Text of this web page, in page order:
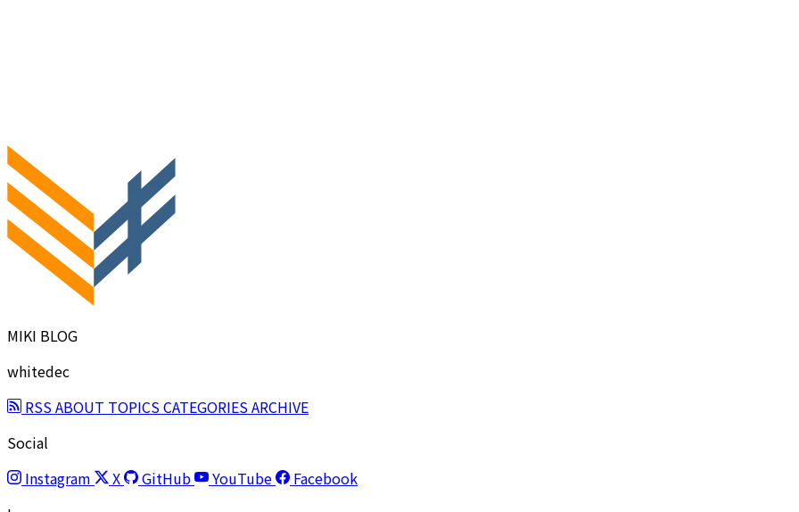
MIKI BLOG
whitedec
RSSABOUT TOPICSCATEGORIESARCHIVE
Social
Instagram
X GitHub YouTube
Facebook